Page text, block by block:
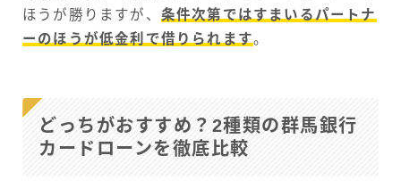
ほうが勝りますが、 条件次第ではすまいるパートナ
ーのほうが低金利で借りられます。
どっちがおすすめ？2種類の群馬銀行
カードローンを徹底比較